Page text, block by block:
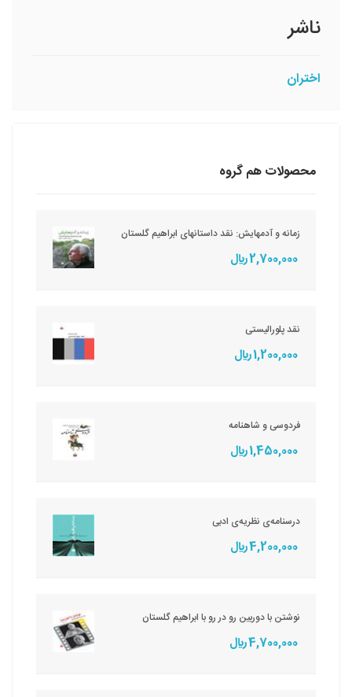
ناشر
اختران
محصولات هم گروه
زمانه و آدمهایش: نقد داستانهای ابراهیم گلستان
2,700,000 ريال
نقد پلورالیستی
1,200,000 ريال
فردوسی و شاهنامه
1,450,000 ريال
درسنامه‌ی نظریه‌ی ادبی
4,200,000 ريال
نوشتن با دوربین رو در رو با ابراهیم گلستان
4,700,000 ريال